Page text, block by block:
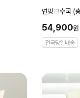
연핑크수국 (
54,900원
전국당일배송